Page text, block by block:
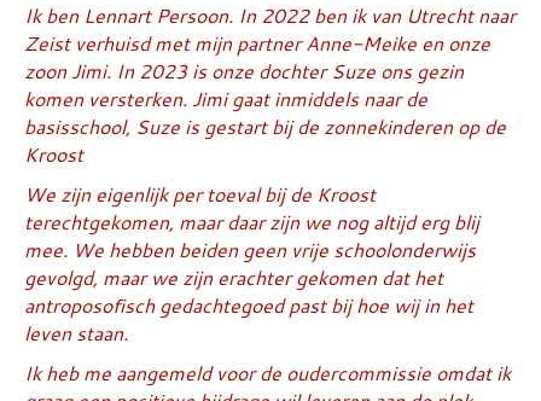
Ik ben Lennart Persoon. In 2022 ben ik van Utrecht naar
Zeist verhuisd met mijn partner Anne-Meike en onze
zoon Jimi. In 2023 is onze dochter Suze ons gezin
komen versterken. Jimi gaat inmiddels naar de
basisschool, Suze is gestart bij de zonnekinderen op de
Kroost
We zijn eigenlijk per toeval bij de Kroost
terechtgekomen, maar daar zijn we nog altijd erg blij
mee. We hebben beiden geen vrije schoolonderwijs
gevolgd, maar we zijn erachter gekomen dat het
antroposofisch gedachtegoed past bij hoe wij in het
leven staan.
Ik heb me aangemeld voor de oudercommissie omdat ik